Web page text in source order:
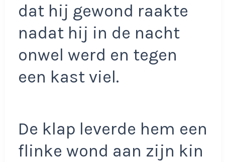
dat hij gewond raakte
nadat hij in de nacht
onwel werd en tegen
een kast viel.
De klap leverde hem een
flinke wond aan zijn kin